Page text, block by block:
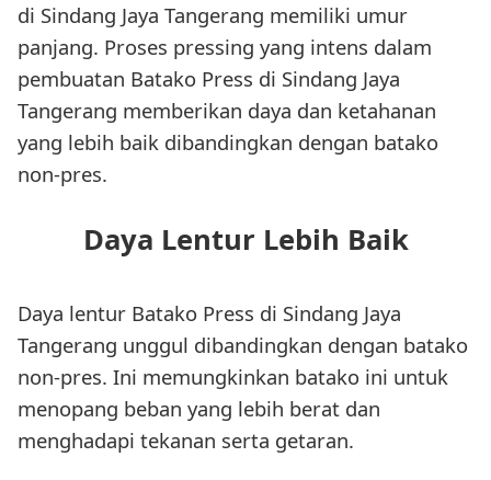
di Sindang Jaya Tangerang memiliki umur
panjang. Proses pressing yang intens dalam
pembuatan Batako Press di Sindang Jaya
Tangerang memberikan daya dan ketahanan
yang lebih baik dibandingkan dengan batako
non-pres.
Daya Lentur Lebih Baik
Daya lentur Batako Press di Sindang Jaya
Tangerang unggul dibandingkan dengan batako
non-pres. Ini memungkinkan batako ini untuk
menopang beban yang lebih berat dan
menghadapi tekanan serta getaran.